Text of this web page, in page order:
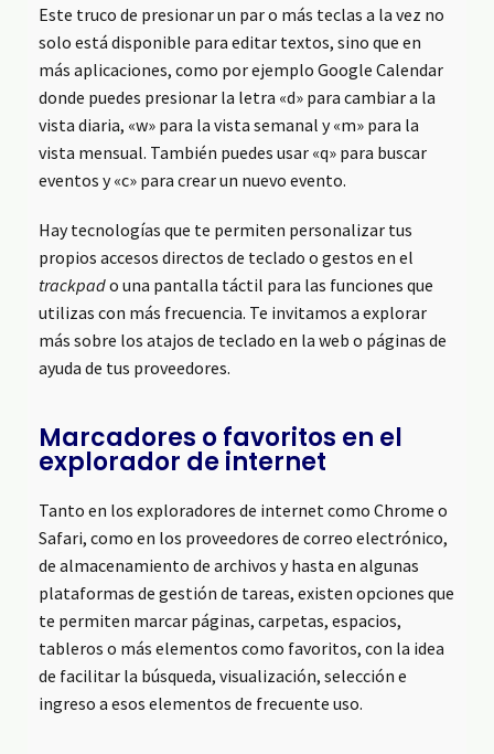
Este truco de presionar un par o más teclas a la vez no
solo está disponible para editar textos, sino que en
más aplicaciones, como por ejemplo Google Calendar
donde puedes presionar la letra «d» para cambiar a la
vista diaria, «w» para la vista semanal y «m» para la
vista mensual. También puedes usar «q» para buscar
eventos y «c» para crear un nuevo evento.
Hay tecnologías que te permiten personalizar tus
propios accesos directos de teclado o gestos en el
trackpado una pantalla táctil para las funciones que
utilizas con más frecuencia. Te invitamos a explorar
más sobre los atajos de teclado en la web o páginas de
ayuda de tus proveedores.
Marcadores o favoritos en el
explorador de internet
Tanto en los exploradores de internet como Chrome o
Safari, como en los proveedores de correo electrónico,
de almacenamiento de archivos y hasta en algunas
plataformas de gestión de tareas, existen opciones que
te permiten marcar páginas, carpetas, espacios,
tableros o más elementos como favoritos, con la idea
de facilitar la búsqueda, visualización, selección e
ingreso a esos elementos de frecuente uso.